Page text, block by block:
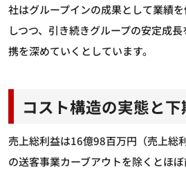
社はグループインの成果として業績
しつつ、引き続きグループの安定成
携を深めていくとしています。
コスト構造の実態と
売上総利益は16億98百万円（売上総
の送客事業カーブアウトを除くとほ